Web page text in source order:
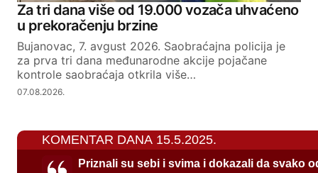
Za tri dana više od 19.000 vozača uhvaćeno
u prekoračenju brzine
Bujanovac, 7. avgust 2026. Saobraćajna policija je
za prva tri dana međunarodne akcije pojačane
kontrole saobraćaja otkrila više…
07.08.2026.
KOMENTAR DANA 15.5.2025.
Priznali su sebi i svima i dokazali da svako